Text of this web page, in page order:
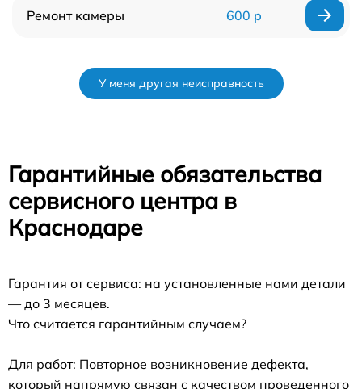
Ремонт камеры 600 р
У меня другая неисправность
Гарантийные обязательства
сервисного центра в
Краснодаре
Гарантия от сервиса: на установленные нами детали
— до 3 месяцев.
Что считается гарантийным случаем?
Для работ: Повторное возникновение дефекта,
который напрямую связан с качеством проведенного